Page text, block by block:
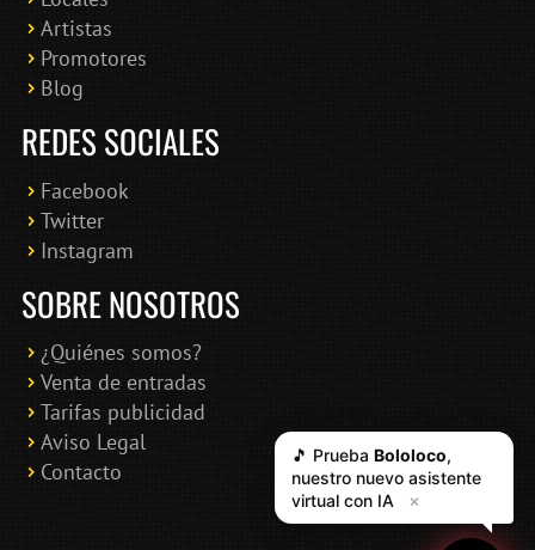
Artistas
Promotores
Blog
REDES SOCIALES
Facebook
Twitter
Instagram
SOBRE NOSOTROS
¿Quiénes somos?
Venta de entradas
Tarifas publicidad
Aviso Legal
Contacto
🎵 Prueba Bololoco,
nuestro nuevo asistente
virtual con IA
✕